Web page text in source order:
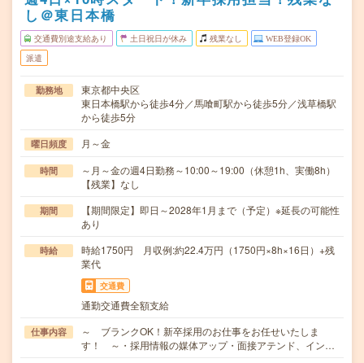
し＠東日本橋
交通費別途支給あり 土日祝日が休み 残業なし WEB登録OK
派遣
勤務地
東京都中央区
東日本橋駅から徒歩4分／馬喰町駅から徒歩5分／浅草橋駅
から徒歩5分
曜日頻度 月～金
時間
～月～金の週4日勤務～10:00～19:00（休憩1h、実働8h）
【残業】なし
期間
【期間限定】即日～2028年1月まで（予定）※延長の可能性
あり
時給
時給1750円 月収例:約22.4万円（1750円×8h×16日）+残
業代
交通費
通勤交通費全額支給
仕事内容
～ ブランクOK！新卒採用のお仕事をお任せいたしま
す！ ～・採用情報の媒体アップ・面接アテンド、イン…